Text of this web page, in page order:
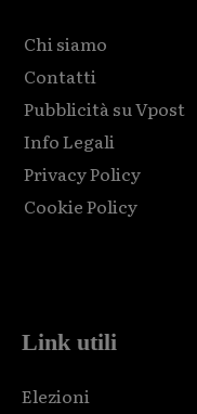
Chi siamo
Contatti
Pubblicità su Vpost
Info Legali
Privacy Policy
Cookie Policy
Link utili
Elezioni